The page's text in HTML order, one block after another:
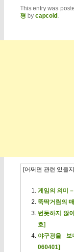
This entry was
평 by capcold .
[어쩌면 관련 있을
게임의 의미
뚝딱거림의
번듯하지 않
호]
야구광을
060401]